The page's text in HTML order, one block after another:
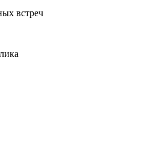
встреч